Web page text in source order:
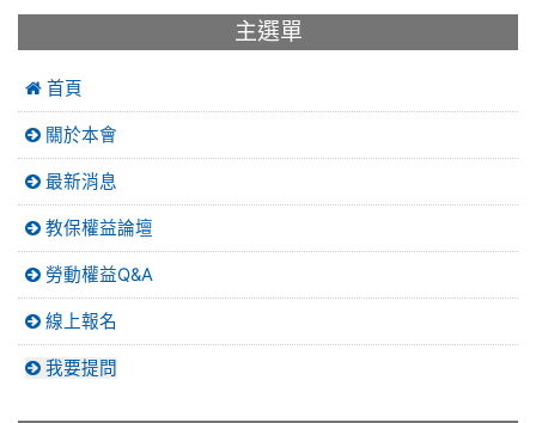
主選單
首頁
關於本會
最新消息
教保權益論壇
勞動權益Q&A
線上報名
我要提問